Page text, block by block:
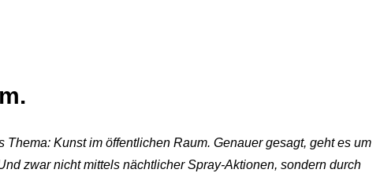
Kunst im öffentlichen Raum. Genauer gesagt, geht es um
zwar nicht mittels nächtlicher Spray-Aktionen, sondern durch